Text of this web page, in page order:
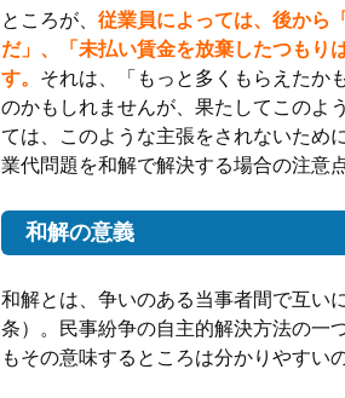
ところが、 従業員によっては、後から
だ」、「未払い賃金を放棄したつもり
す。 それは、「もっと多くもらえたか
のかもしれませんが、果たしてこのよ
ては、このような主張をされないため
業代問題を和解で解決する場合の注意
和解の意義
和解とは、争いのある当事者間で互い
条）。民事紛争の自主的解決方法の一
もその意味するところは分かりやすい